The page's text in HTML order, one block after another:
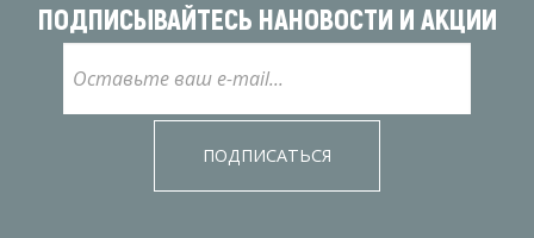
ПОДПИСЫВАЙТЕСЬ НАНОВОСТИ И АКЦИИ
ПОДПИСАТЬСЯ